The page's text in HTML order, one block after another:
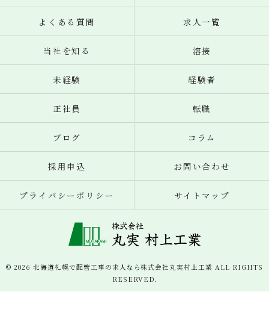
よくある質問 求人一覧
当社を知る 溶接
未経験 経験者
正社員 転職
ブログ コラム
採用申込 お問い合わせ
プライバシーポリシー サイトマップ
© 2026 北海道札幌で配管工事の求人なら株式会社丸実村上工業 ALL RIGHTS
RESERVED.